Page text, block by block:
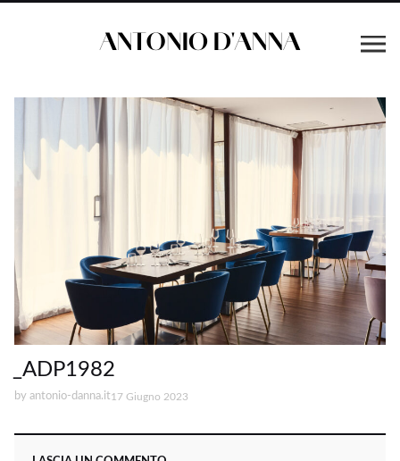
_ADP1982
by antonio-danna.it17 Giugno 2023